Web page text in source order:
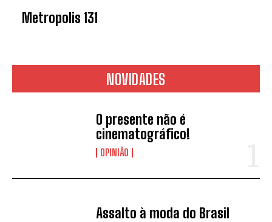
Metropolis 131
NOVIDADES
O presente não é
cinematográfico!
OPINIÃO
Assalto à moda do Brasil